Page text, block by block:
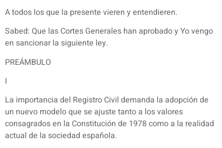
A todos los que la presente vieren y entendieren.
Sabed: Que las Cortes Generales han aprobado y Yo vengo
en sancionar la siguiente ley.
PREÁMBULO
I
La importancia del Registro Civil demanda la adopción de
un nuevo modelo que se ajuste tanto a los valores
consagrados en la Constitución de 1978 como a la realidad
actual de la sociedad española.